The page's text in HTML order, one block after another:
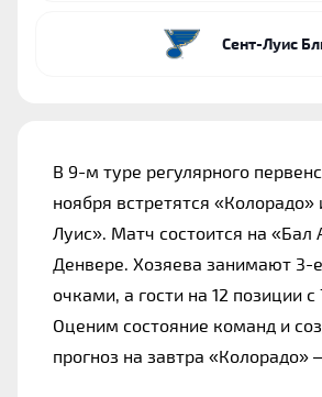
Сент-Луис
В 9-м туре регулярного
ноября встретятся «Колорадо»
Луис». Матч состоится на «Бал
Денвере. Хозяева занимают 3-
очками, а гости на 12 позиции
Оценим состояние команд и
прогноз на завтра «Колорадо»